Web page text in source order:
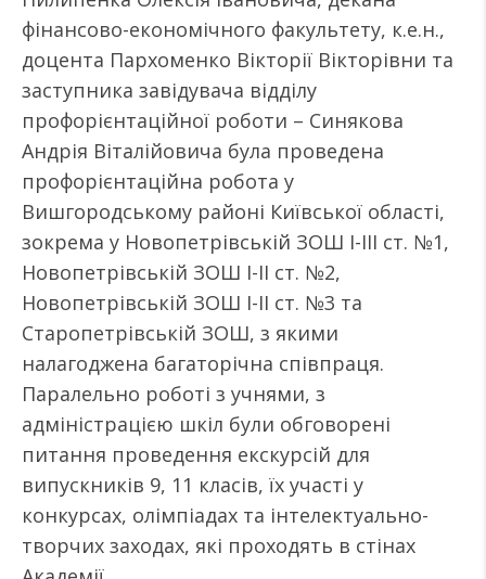
фінансово-економічного факультету, к.е.н.,
доцента Пархоменко Вікторії Вікторівни та
заступника завідувача відділу
профорієнтаційної роботи – Синякова
Андрія Віталійовича була проведена
профорієнтаційна робота у
Вишгородському районі Київської області,
зокрема у Новопетрівській ЗОШ І-ІІІ ст. №1,
Новопетрівській ЗОШ І-ІІ ст. №2,
Новопетрівській ЗОШ І-ІІ ст. №3 та
Старопетрівській ЗОШ, з якими
налагоджена багаторічна співпраця.
Паралельно роботі з учнями, з
адміністрацією шкіл були обговорені
питання проведення екскурсій для
випускників 9, 11 класів, їх участі у
конкурсах, олімпіадах та інтелектуально-
творчих заходах, які проходять в стінах